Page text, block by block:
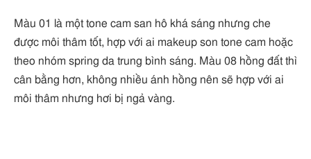
Màu 01 là một tone cam san hô khá sáng nhưng che
được môi thâm tốt, hợp với ai makeup son tone cam hoặc
theo nhóm spring da trung bình sáng. Màu 08 hồng đất thì
cân bằng hơn, không nhiều ánh hồng nên sẽ hợp với ai
môi thâm nhưng hơi bị ngả vàng.